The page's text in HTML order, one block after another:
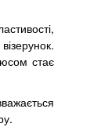
стає